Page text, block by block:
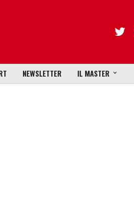
NEWSLETTER IL MASTER